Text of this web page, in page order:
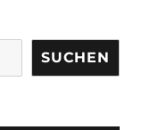
SUCHEN